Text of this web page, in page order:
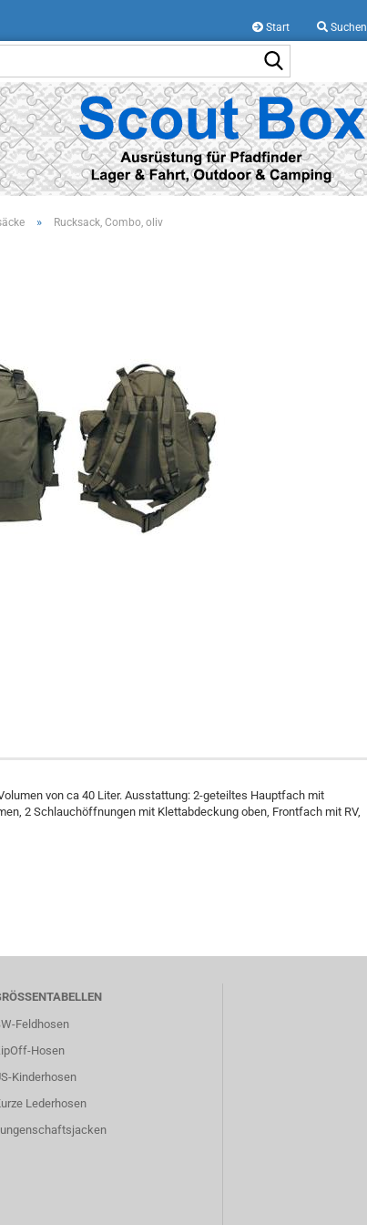
Start Suchen
» Rucksack, Combo, oliv
von ca 40 Liter. Ausstattung: 2-geteiltes Hauptfach mit
2 Schlauchöffnungen mit Klettabdeckung oben, Frontfach mit RV,
Feldhosen
Hosen
Kinderhosen
Lederhosen